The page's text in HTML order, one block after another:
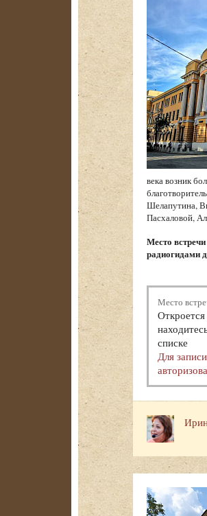
века возник
Шелапутина,
Пасхаловой,
Место
радиогидами
Место
списке
Для